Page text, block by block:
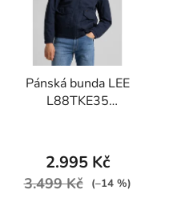
Pánská bunda LEE
L88TKE35
2.995 Kč
3.499 Kč (–14 %)